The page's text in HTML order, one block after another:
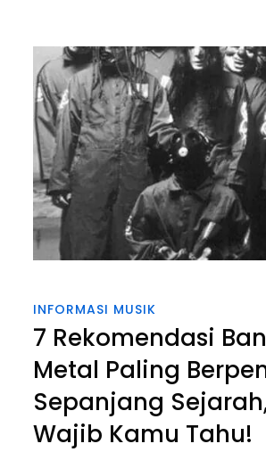
INFORMASI MUSIK
7 Rekomendasi
Metal Paling
Sepanjang
Wajib Kamu Tahu!